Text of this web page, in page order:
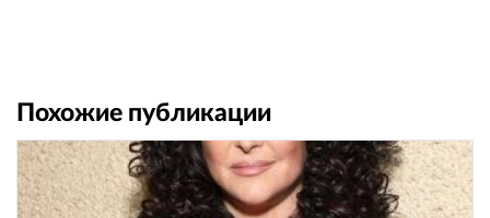
Похожие публикации